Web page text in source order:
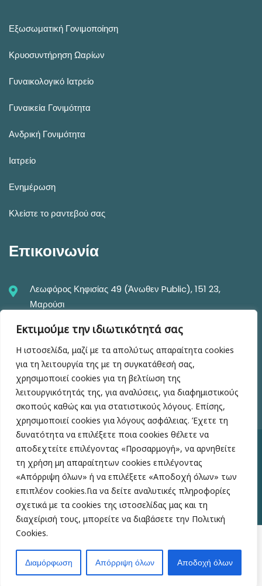
Εκτιμούμε την ιδιωτικότητά σας
Η ιστοσελίδα, μαζί με τα απολύτως απαραίτητα cookies
για τη λειτουργία της με τη συγκατάθεσή σας,
χρησιμοποιεί cookies για τη βελτίωση της
λειτουργικότητάς της, για αναλύσεις, για διαφημιστικούς
σκοπούς καθώς και για στατιστικούς λόγους. Επίσης,
χρησιμοποιεί cookies για λόγους ασφάλειας. Έχετε τη
δυνατότητα να επιλέξετε ποια cookies θέλετε να
αποδεχτείτε επιλέγοντας «Προσαρμογή», να αρνηθείτε
τη χρήση μη απαραίτητων cookies επιλέγοντας
«Απόρριψη όλων» ή να επιλέξετε «Αποδοχή όλων» των
επιπλέον cookies.Για να δείτε αναλυτικές πληροφορίες
σχετικά με τα cookies της ιστοσελίδας μας και τη
διαχείρισή τους, μπορείτε να διαβάσετε την Πολιτική
Cookies.
Διαμόρφωση Απόρριψη όλων Αποδοχή όλων
Εξωσωματική Γονιμοποίηση
Κρυοσυντήρηση Ωαρίων
Γυναικολογικό Ιατρείο
Γυναικεία Γονιμότητα
Ανδρική Γονιμότητα
Ιατρείο
Ενημέρωση
Κλείστε το ραντεβού σας
Επικοινωνία
Λεωφόρος Κηφισίας 49 (Άνωθεν Public), 151 23,
Μαρούσι
+30 210 6104682-5
info@drmastrominas.gr iatreio@drmastrominas.gr
DrMastrominas.gr© 2026 All Right Reserved | Κατασκευή
ΙστοσελίδαςA bit of Greece
Όροι Χρήσης Πολιτική Απορρήτου
ενημερωτικούς σκοπούς και δεν αποτελεί ιατρική συμβουλή, διάγνωση
ή θεραπεία. Συμβουλευτείτε πάντα τον γιατρό σας για οποιαδήποτε
ιατρική απορία.